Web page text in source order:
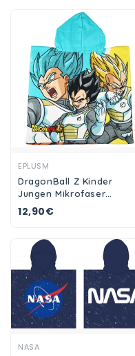
EPLUSM
DragonBall Z Kinder
Jungen Mikrofaser
Poncho Badeponcho
55x55 cm
12,90€
NASA